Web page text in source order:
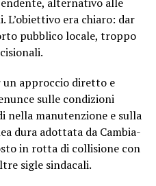
L’obiettivo era chiaro: dar
pubblico locale, troppo
approccio diretto e
sulle condizioni
nella manutenzione e sulla
dura adottata da Cambia-
in rotta di collisione con
sigle sindacali.